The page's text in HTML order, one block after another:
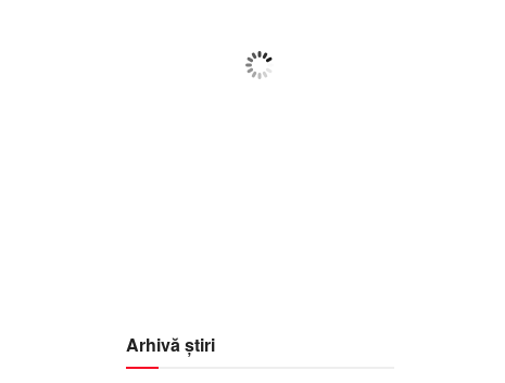
Cer Fragmentat
Wind Gust:
Arhivă știri